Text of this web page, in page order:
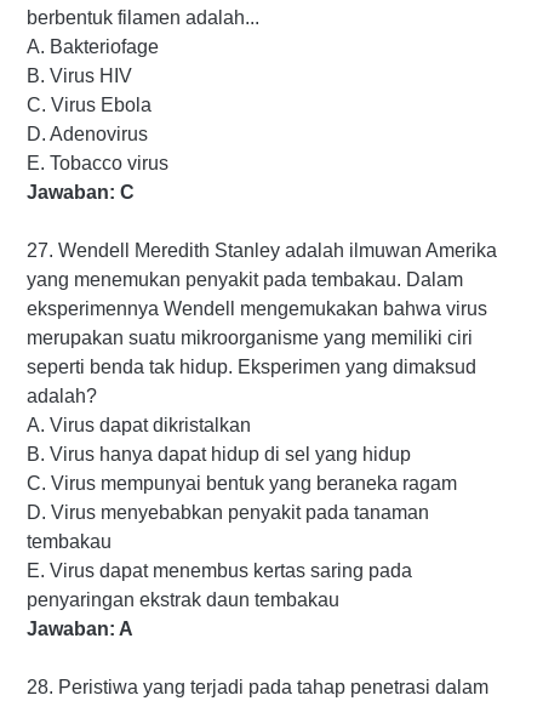
berbentuk filamen adalah...
A. Bakteriofage
B. Virus HIV
C. Virus Ebola
D. Adenovirus
E. Tobacco virus
Jawaban: C
27. Wendell Meredith Stanley adalah ilmuwan Amerika
yang menemukan penyakit pada tembakau. Dalam
eksperimennya Wendell mengemukakan bahwa virus
merupakan suatu mikroorganisme yang memiliki ciri
seperti benda tak hidup. Eksperimen yang dimaksud
adalah?
A. Virus dapat dikristalkan
B. Virus hanya dapat hidup di sel yang hidup
C. Virus mempunyai bentuk yang beraneka ragam
D. Virus menyebabkan penyakit pada tanaman
tembakau
E. Virus dapat menembus kertas saring pada
penyaringan ekstrak daun tembakau
Jawaban: A
28. Peristiwa yang terjadi pada tahap penetrasi dalam